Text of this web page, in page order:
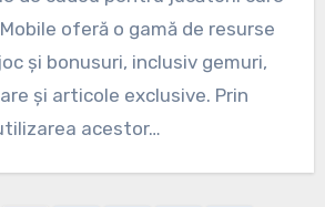
oferă o gamă de resurse
și bonusuri, inclusiv gemuri,
și articole exclusive. Prin
acestor…